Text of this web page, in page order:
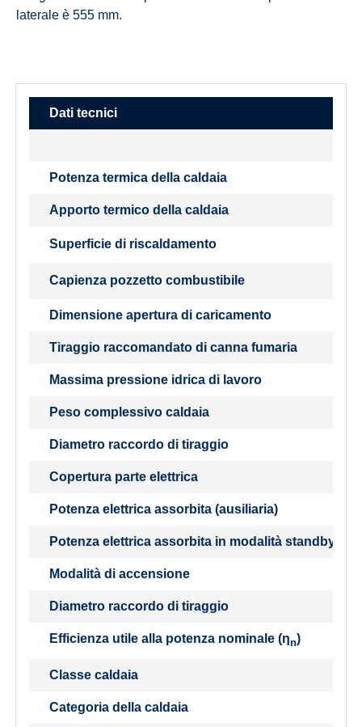
laterale è 555 mm.
Dati tecnici
Potenza termica della caldaia
Apporto termico della caldaia
Superficie di riscaldamento
Capienza pozzetto combustibile
Dimensione apertura di caricamento
Tiraggio raccomandato di canna fumaria
Massima pressione idrica di lavoro
Peso complessivo caldaia
Diametro raccordo di tiraggio
Copertura parte elettrica
Potenza elettrica assorbita (ausiliaria)
Potenza elettrica assorbita in modalità standby
Modalità di accensione
Diametro raccordo di tiraggio
Efficienza utile alla potenza nominale (ηn)
Classe caldaia
Categoria della caldaia